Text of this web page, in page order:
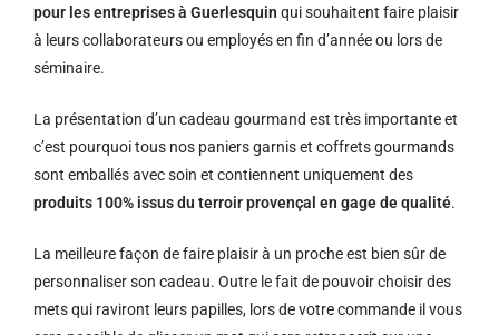
pour les entreprises à Guerlesquin qui souhaitent faire plaisir
à leurs collaborateurs ou employés en fin d’année ou lors de
séminaire.
La présentation d’un cadeau gourmand est très importante et
c’est pourquoi tous nos paniers garnis et coffrets gourmands
sont emballés avec soin et contiennent uniquement des
produits 100% issus du terroir provençal en gage de qualité.
La meilleure façon de faire plaisir à un proche est bien sûr de
personnaliser son cadeau. Outre le fait de pouvoir choisir des
mets qui raviront leurs papilles, lors de votre commande il vous